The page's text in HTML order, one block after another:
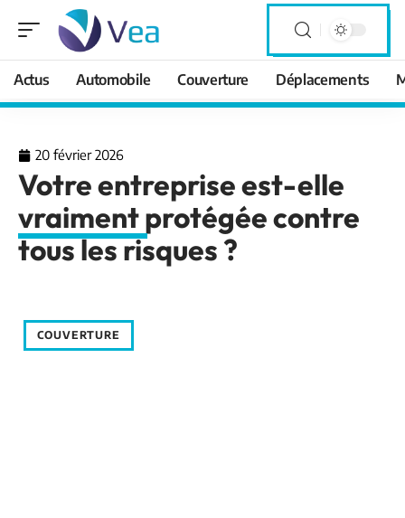
Actus Automobile Couverture Déplacements
20 février 2026
Votre entreprise est-elle
vraiment protégée contre
tous les risques ?
COUVERTURE